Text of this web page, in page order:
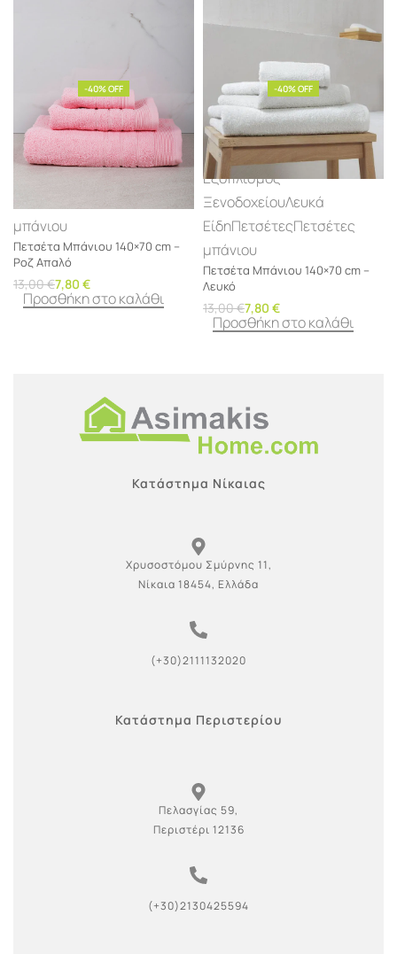
-40% OFF
Λευκά
μπάνιου
Πετσέτα Μπάνιου 140×70 cm –
Ροζ Απαλό
13,00€7,80 €
Προσθήκη στο καλάθι
-40% OFF
Εξοπλισμός
ΞενοδοχείουΛευκά
ΕίδηΠετσέτεςΠετσέτες
μπάνιου
Πετσέτα Μπάνιου 140×70 cm –
Λευκό
13,00€7,80 €
Προσθήκη στο καλάθι
Κατάστημα Νίκαιας
Χρυσοστόμου Σμύρνης 11,
Νίκαια 18454, Ελλάδα
(+30)2111132020
Κατάστημα Περιστερίου
Πελασγίας 59,
Περιστέρι 12136
(+30)2130425594